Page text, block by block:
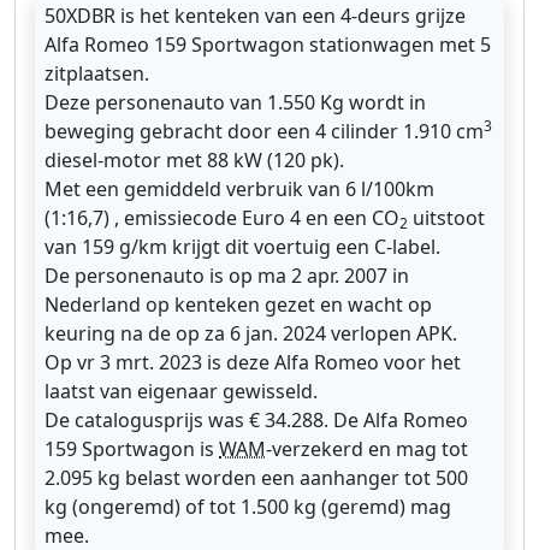
50XDBR is het kenteken van een 4-deurs grijze
Alfa Romeo 159 Sportwagon stationwagen met 5
zitplaatsen.
Deze personenauto van 1.550 Kg wordt in
beweging gebracht door een 4 cilinder 1.910 cm3
diesel-motor met 88 kW (120 pk).
Met een gemiddeld verbruik van 6 l/100km
(1:16,7) , emissiecode Euro 4 en een CO2 uitstoot
van 159 g/km krijgt dit voertuig een C-label.
De personenauto is op ma 2 apr. 2007 in
Nederland op kenteken gezet en wacht op
keuring na de op za 6 jan. 2024 verlopen APK.
Op vr 3 mrt. 2023 is deze Alfa Romeo voor het
laatst van eigenaar gewisseld.
De catalogusprijs was € 34.288. De Alfa Romeo
159 Sportwagon is WAM-verzekerd en mag tot
2.095 kg belast worden een aanhanger tot 500
kg (ongeremd) of tot 1.500 kg (geremd) mag
mee.